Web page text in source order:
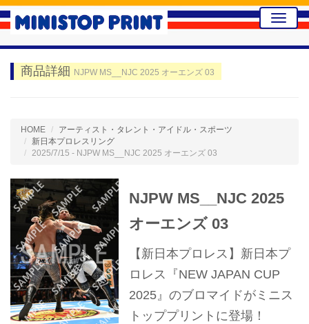
Toggle
商品詳細 NJPW MS__NJC 2025 オーエンズ 03
HOME
アーティスト・タレント・アイドル・スポーツ
新日本プロレスリング
2025/7/15 - NJPW MS__NJC 2025 オーエンズ 03
NJPW MS__NJC 2025
オーエンズ 03
【新日本プロレス】新日本プ
ロレス『NEW JAPAN CUP
2025』のブロマイドがミニス
トッププリントに登場！